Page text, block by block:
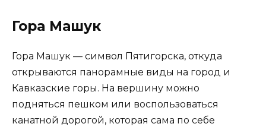
Гора Машук
Гора Машук — символ Пятигорска, откуда
открываются панорамные виды на город и
Кавказские горы. На вершину можно
подняться пешком или воспользоваться
канатной дорогой, которая сама по себе